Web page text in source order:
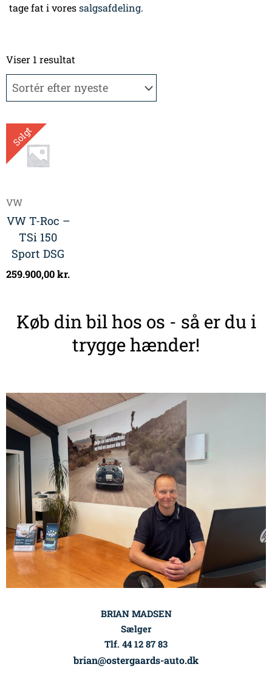
tage fat i voressalgsafdeling.
Viser 1 resultat
Solgt
VW
VW T-Roc –
TSi 150
Sport DSG
259.900,00kr.
Køb din bil hos os - så er du i
trygge hænder!
BRIAN MADSEN
Sælger
Tlf. 44 12 87 83
brian@ostergaards-auto.dk